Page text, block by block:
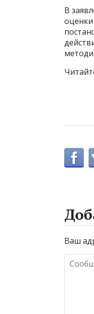
В
оценки
Ваш